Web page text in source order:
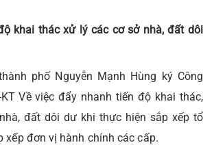
khai thác xử lý các cơ sở nhà, đất dôi
phố Nguyễn Mạnh Hùng ký Công
Về việc đẩy nhanh tiến độ khai thác,
đất dôi dư khi thực hiện sắp xếp tổ
xếp đơn vị hành chính các cấp.